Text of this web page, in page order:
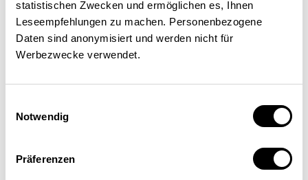
statistischen Zwecken und ermöglichen es, Ihnen
Leseempfehlungen zu machen. Personenbezogene
Daten sind anonymisiert und werden nicht für
Werbezwecke verwendet.
Notwendig
Präferenzen
werden sie in den immer
heisseren Sommermonaten
auch für Freizeitaktivitäten wie
etwa Badeseen genutzt. Zudem
ermöglichen die grossen
Wasserleitungen die